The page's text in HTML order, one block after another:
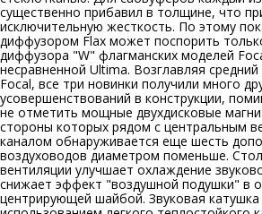
существенно прибавил в толщине, что
исключительную жесткость. По этому
диффузором Flax может поспорить
диффузора "W" флагманских моделей
несравненной Ultima. Возглавляя
Focal, все три новинки получили много
усовершенствований в конструкции,
не отметить мощные двухдисковые
стороны которых рядом с центральным
каналом обнаруживается еще шесть
воздуховодов диаметром поменьше.
вентиляции улучшает охлаждение
снижает эффект "воздушной подушки" в
центрирующей шайбой. Звуковая